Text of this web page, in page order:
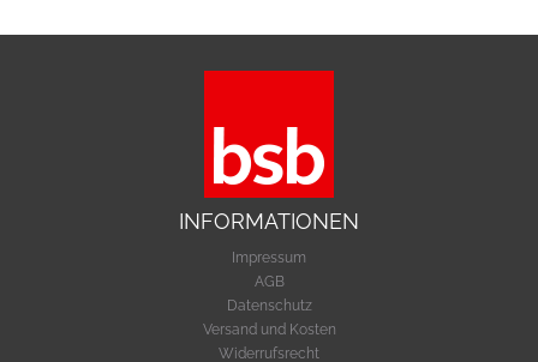
INFORMATIONEN
Impressum
AGB
Datenschutz
Versand und Kosten
Widerrufsrecht